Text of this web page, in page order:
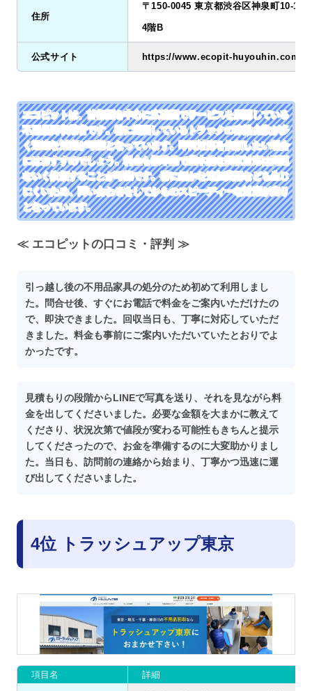
住所
〒150-0045 東京都渋谷区神泉町10-10
4階B
公式サイト https://www.ecopit-huyouhin.com/
エコピットは、首都圏を中心に広範囲でサービスを展開している
不用品回収業者です。特に巡回しているトラックの稼働台数が多
く迅速な対応が可能となっています。即日対応を依頼したい場合
にはおすすめでしょう。料金も標準的で基本的な回収対応は問題
ないく依頼することが可能です。特に細かな追加費用なども生じ
にくいため、問い合わせをしてからのスピーディーな対応が売り
となっています。
≪ エコピットの口コミ・評判 ≫
引っ越し後の不用品家具の処分のため初めて利用しまし
た。問合せ後、すぐにお電話で料金をご案内いただけたの
で、即決できました。回収当日も、丁寧に対応していただ
きました。料金も事前にご案内いただいていたとおりでよ
かったです。
見積もりの段階からLINEで写真を送り、それを見ながら料
金を出してくださいました。必要な金額を大まかに教えて
くださり、状況次第で値段が変わる可能性もきちんと提示
してくださったので、お金を準備するのに大変助かりまし
た。当日も、訪問前の連絡から始まり、丁寧かつ迅速に運
び出してくださいました。
4位 トラッシュアップ東京
項目名 詳細